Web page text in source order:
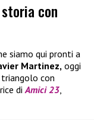
con
siamo qui pronti a
Martinez,oggi
con
diAmici 23,